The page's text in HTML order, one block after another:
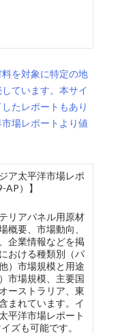
を対象に特定の地
ています。本サイ
たレポートもあり
場レポートより値
ア太平洋市場レポ
）】
リアパネル用原材
概要、市場動向、
企業情報などを掲
おける種類別（パ
）市場規模と用途
市場規模、主要国
ーストラリア、東
まれています。イ
平洋市場レポート
ズも可能です。